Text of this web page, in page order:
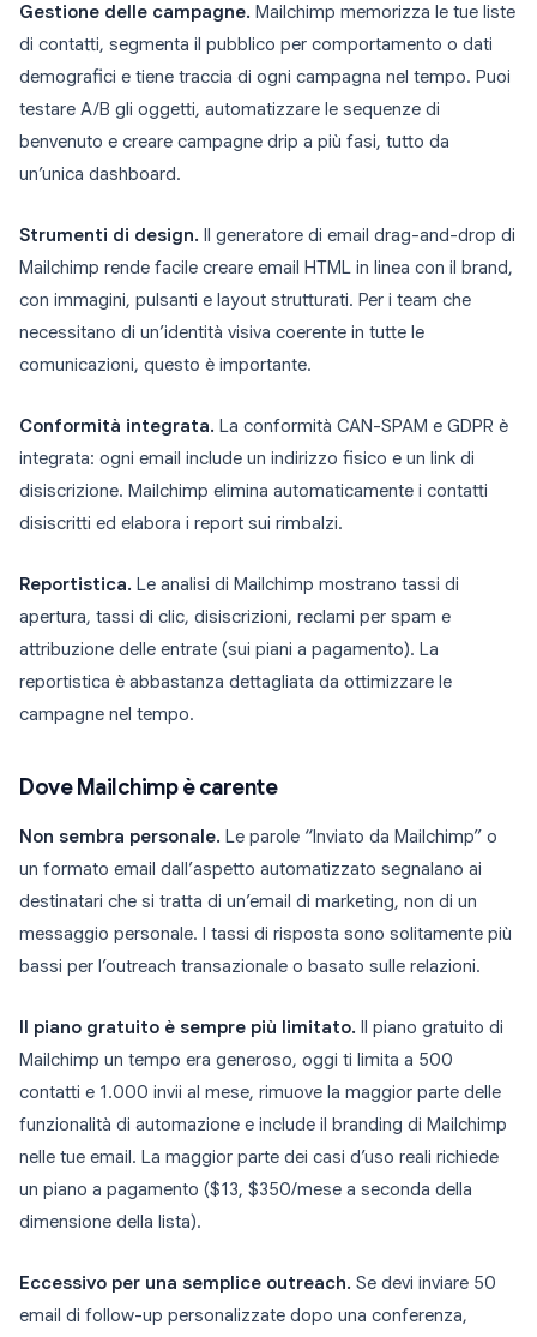
Gestione delle campagne. Mailchimp memorizza le tue liste
di contatti, segmenta il pubblico per comportamento o dati
demografici e tiene traccia di ogni campagna nel tempo. Puoi
testare A/B gli oggetti, automatizzare le sequenze di
benvenuto e creare campagne drip a più fasi, tutto da
un’unica dashboard.
Strumenti di design. Il generatore di email drag-and-drop di
Mailchimp rende facile creare email HTML in linea con il brand,
con immagini, pulsanti e layout strutturati. Per i team che
necessitano di un’identità visiva coerente in tutte le
comunicazioni, questo è importante.
Conformità integrata. La conformità CAN-SPAM e GDPR è
integrata: ogni email include un indirizzo fisico e un link di
disiscrizione. Mailchimp elimina automaticamente i contatti
disiscritti ed elabora i report sui rimbalzi.
Reportistica. Le analisi di Mailchimp mostrano tassi di
apertura, tassi di clic, disiscrizioni, reclami per spam e
attribuzione delle entrate (sui piani a pagamento). La
reportistica è abbastanza dettagliata da ottimizzare le
campagne nel tempo.
Dove Mailchimp è carente
Non sembra personale. Le parole “Inviato da Mailchimp” o
un formato email dall’aspetto automatizzato segnalano ai
destinatari che si tratta di un’email di marketing, non di un
messaggio personale. I tassi di risposta sono solitamente più
bassi per l’outreach transazionale o basato sulle relazioni.
Il piano gratuito è sempre più limitato. Il piano gratuito di
Mailchimp un tempo era generoso, oggi ti limita a 500
contatti e 1.000 invii al mese, rimuove la maggior parte delle
funzionalità di automazione e include il branding di Mailchimp
nelle tue email. La maggior parte dei casi d’uso reali richiede
un piano a pagamento ($13, $350/mese a seconda della
dimensione della lista).
Eccessivo per una semplice outreach. Se devi inviare 50
email di follow-up personalizzate dopo una conferenza,